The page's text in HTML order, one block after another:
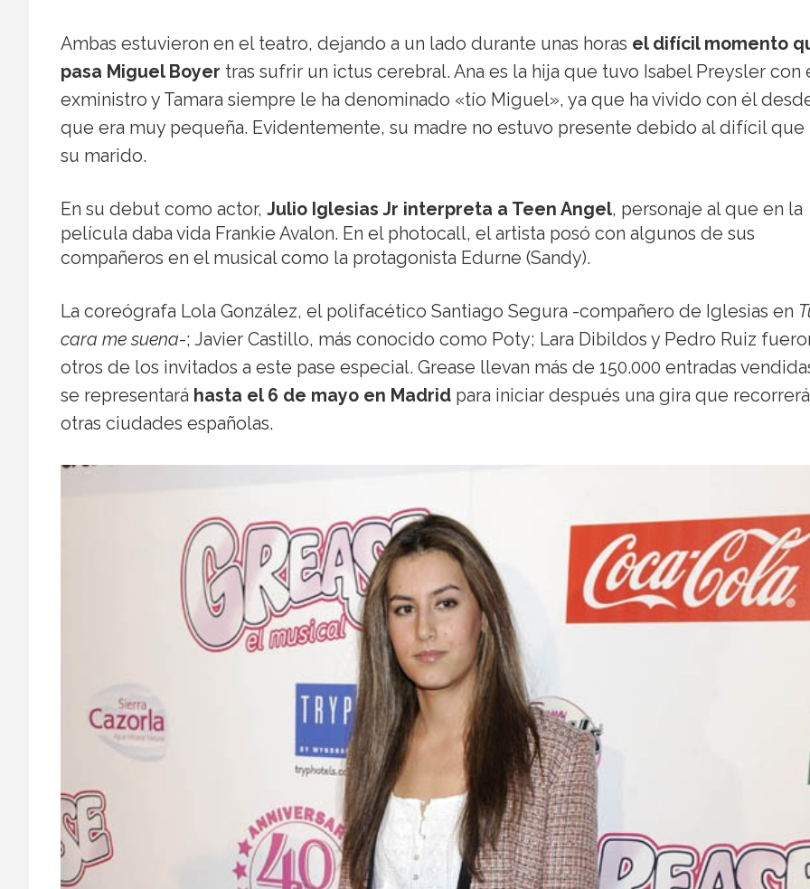
Ambas estuvieron en el teatro, dejando a un lado durante unas horas el difícil momento
pasa Miguel Boyer tras sufrir un ictus cerebral. Ana es la hija que tuvo Isabel Preysler con
exministro y Tamara siempre le ha denominado «tío Miguel», ya que ha vivido con él
que era muy pequeña. Evidentemente, su madre no estuvo presente debido al difícil que
su marido.
En su debut como actor, Julio Iglesias Jr interpreta a Teen Angel, personaje al que en la
película daba vida Frankie Avalon. En el photocall, el artista posó con algunos de sus
compañeros en el musical como la protagonista Edurne (Sandy).
La coreógrafa Lola González, el polifacético Santiago Segura -compañero de Iglesias en
cara me suena-; Javier Castillo, más conocido como Poty; Lara Dibildos y Pedro Ruiz
otros de los invitados a este pase especial. Grease llevan más de 150.000 entradas
se representará hasta el 6 de mayo en Madrid para iniciar después una gira que recorrerá
otras ciudades españolas.